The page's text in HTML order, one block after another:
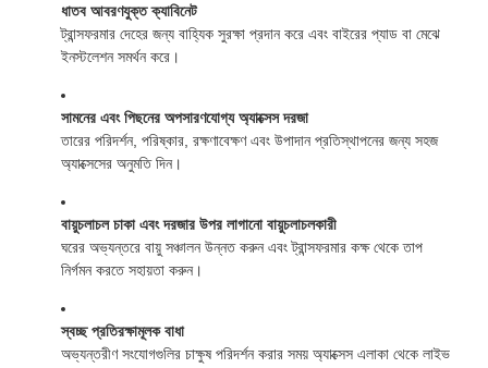
ধাতব আবরণযুক্ত ক্যাবিনেট
ট্রান্সফরমার দেহের জন্য বাহ্যিক সুরক্ষা প্রদান করে এবং বাইরের প্যাড বা মেঝে
ইনস্টলেশন সমর্থন করে।
সামনের এবং পিছনের অপসারণযোগ্য অ্যাক্সেস দরজা
তারের পরিদর্শন, পরিষ্কার, রক্ষণাবেক্ষণ এবং উপাদান প্রতিস্থাপনের জন্য সহজ
অ্যাক্সেসের অনুমতি দিন।
বায়ুচলাচল চাকা এবং দরজার উপর লাগানো বায়ুচলাচলকারী
ঘরের অভ্যন্তরে বায়ু সঞ্চালন উন্নত করুন এবং ট্রান্সফরমার কক্ষ থেকে তাপ
নির্গমন করতে সহায়তা করুন।
স্বচ্ছ প্রতিরক্ষামূলক বাধা
অভ্যন্তরীণ সংযোগগুলির চাক্ষুষ পরিদর্শন করার সময় অ্যাক্সেস এলাকা থেকে লাইভ